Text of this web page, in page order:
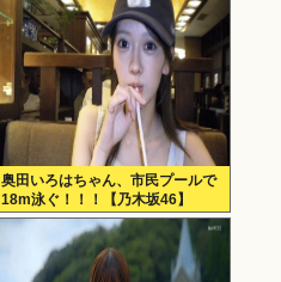
奥田いろはちゃん、市民プールで
18m泳ぐ！！！【乃木坂46】